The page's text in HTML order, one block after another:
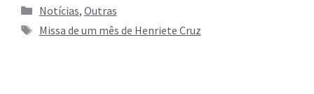
Categorias
Notícias, Outras
Tags
Missa de um mês de Henriete Cruz